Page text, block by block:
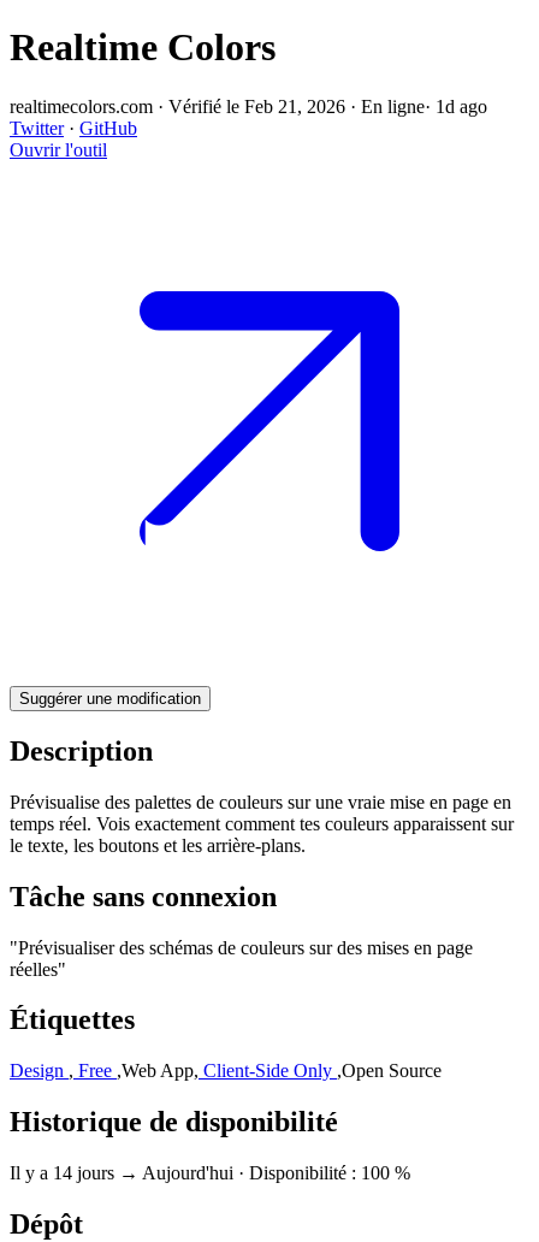
Realtime Colors
realtimecolors.com · Vérifié le Feb 21, 2026 · En ligne· 1d ago
Twitter · GitHub
Ouvrir l'outil
Suggérer une modification
Description
Prévisualise des palettes de couleurs sur une vraie mise en page en
temps réel. Vois exactement comment tes couleurs apparaissent sur
le texte, les boutons et les arrière-plans.
Tâche sans connexion
"Prévisualiser des schémas de couleurs sur des mises en page
réelles"
Étiquettes
Design , Free ,Web App, Client-Side Only ,Open Source
Historique de disponibilité
Il y a 14 jours → Aujourd'hui · Disponibilité : 100 %
Dépôt